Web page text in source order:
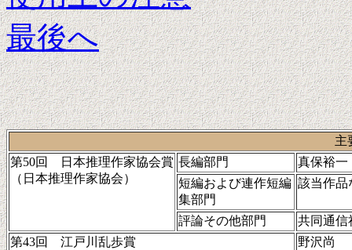
最後へ
主
第50回 日本推理作家協会賞
（日本推理作家協会）
長編部門
真保裕一
短編および連作短編
集部門
該当作品
評論その他部門
共同通信
第43回 江戸川乱歩賞
野沢尚